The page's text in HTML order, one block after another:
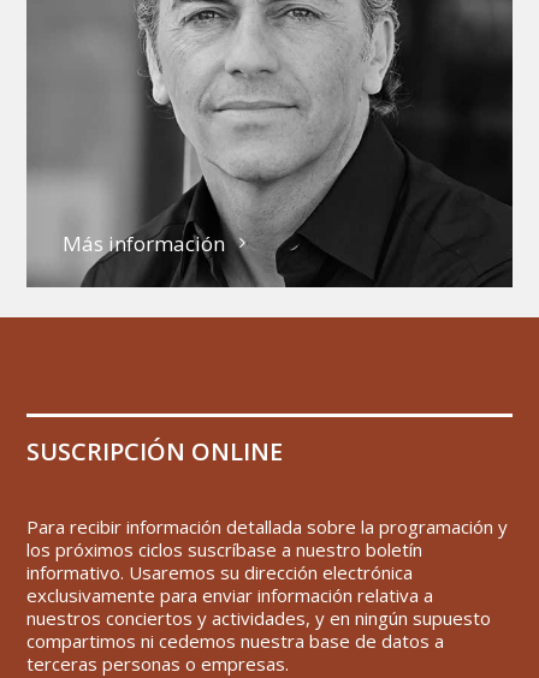
Más información
SUSCRIPCIÓN ONLINE
Para recibir información detallada sobre la programación y
los próximos ciclos suscríbase a nuestro boletín
informativo. Usaremos su dirección electrónica
exclusivamente para enviar información relativa a
nuestros conciertos y actividades, y en ningún supuesto
compartimos ni cedemos nuestra base de datos a
terceras personas o empresas.